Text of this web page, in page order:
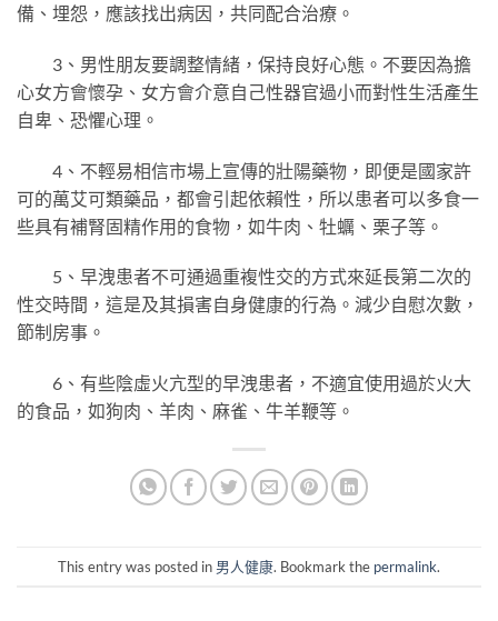
備、埋怨，應該找出病因，共同配合治療。
3、男性朋友要調整情緒，保持良好心態。不要因為擔
心女方會懷孕、女方會介意自己性器官過小而對性生活產生
自卑、恐懼心理。
4、不輕易相信市場上宣傳的壯陽藥物，即便是國家許
可的萬艾可類藥品，都會引起依賴性，所以患者可以多食一
些具有補腎固精作用的食物，如牛肉、牡蠣、栗子等。
5、早洩患者不可通過重複性交的方式來延長第二次的
性交時間，這是及其損害自身健康的行為。減少自慰次數，
節制房事。
6、有些陰虛火亢型的早洩患者，不適宜使用過於火大
的食品，如狗肉、羊肉、麻雀、牛羊鞭等。
This entry was posted in 男人健康. Bookmark the permalink.